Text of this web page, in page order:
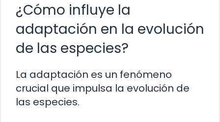
¿Cómo influye la
adaptación en la evolución
de las especies?
La adaptación es un fenómeno
crucial que impulsa la evolución de
las especies.